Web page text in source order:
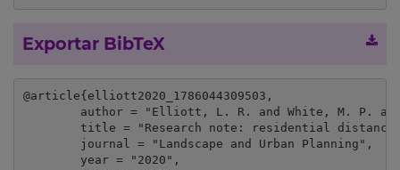
Exportar BibTeX
@article{elliott2020_1786044309503,